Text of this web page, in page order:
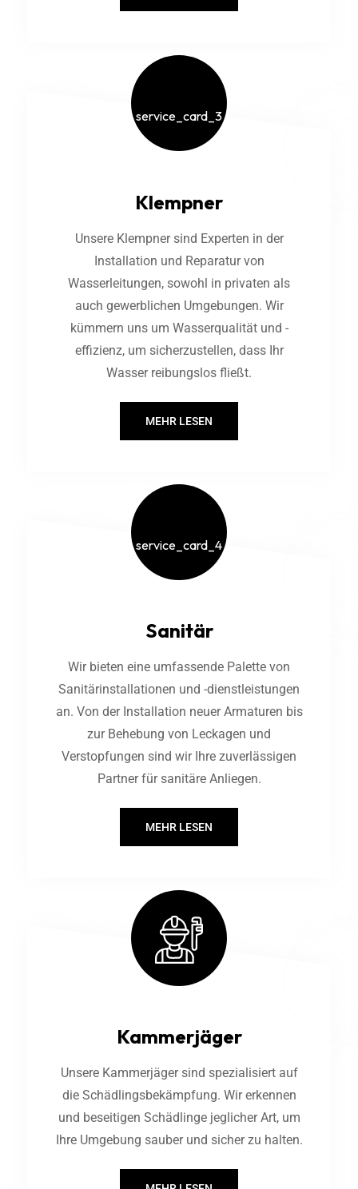
Klempner
Unsere Klempner sind Experten in der
Installation und Reparatur von
Wasserleitungen, sowohl in privaten als
auch gewerblichen Umgebungen. Wir
kümmern uns um Wasserqualität und -
effizienz, um sicherzustellen, dass Ihr
Wasser reibungslos fließt.
MEHR LESEN
Sanitär
Wir bieten eine umfassende Palette von
Sanitärinstallationen und -dienstleistungen
an. Von der Installation neuer Armaturen bis
zur Behebung von Leckagen und
Verstopfungen sind wir Ihre zuverlässigen
Partner für sanitäre Anliegen.
MEHR LESEN
Kammerjäger
Unsere Kammerjäger sind spezialisiert auf
die Schädlingsbekämpfung. Wir erkennen
und beseitigen Schädlinge jeglicher Art, um
Ihre Umgebung sauber und sicher zu halten.